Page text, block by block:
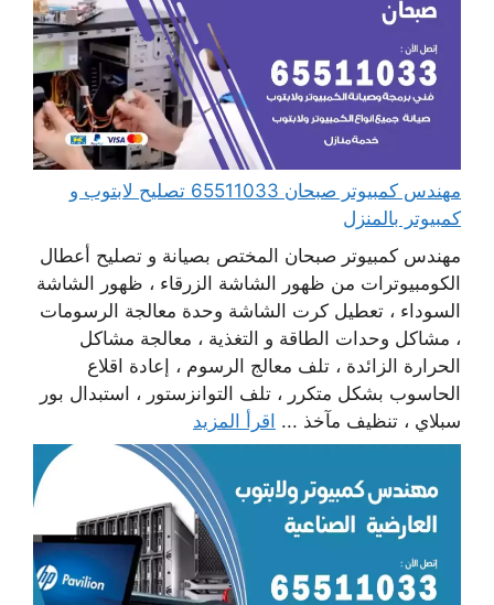
مهندس كمبيوتر صبحان 65511033 تصليح لابتوب و
كمبيوتر بالمنزل
مهندس كمبيوتر صبحان المختص بصيانة و تصليح أعطال
الكومبيوترات من ظهور الشاشة الزرقاء ، ظهور الشاشة
السوداء ، تعطيل كرت الشاشة وحدة معالجة الرسومات
، مشاكل وحدات الطاقة و التغذية ، معالجة مشاكل
الحرارة الزائدة ، تلف معالج الرسوم ، إعادة اقلاع
الحاسوب بشكل متكرر ، تلف التوانزستور ، استبدال بور
سبلاي ، تنظيف مآخذ ... اقرأ المزيد